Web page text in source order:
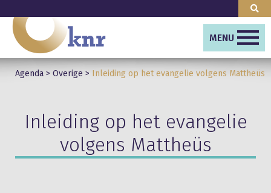
MENU
Agenda > Overige > Inleiding op het evangelie volgens Mattheüs
Inleiding op het evangelie
volgens Mattheüs